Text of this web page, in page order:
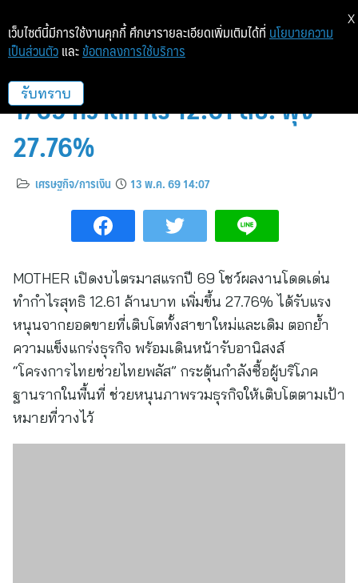
MOTHER ระเบิดฟอร์ม! ไตรมาส
1/69 กวาดกำไร 12.61 ลบ. พุ่ง
27.76%
เศรษฐกิจ/การเงิน 13 พ.ค. 69 14:07
MOTHER เปิดงบไตรมาสแรกปี 69 โชว์ผลงานโดดเด่น
ทำกำไรสุทธิ 12.61 ล้านบาท เพิ่มขึ้น 27.76% ได้รับแรง
หนุนจากยอดขายที่เติบโตทั้งสาขาใหม่และเดิม ตอกย้ำ
ความแข็งแกร่งธุรกิจ พร้อมเดินหน้ารับอานิสงส์
“โครงการไทยช่วยไทยพลัส” กระตุ้นกำลังซื้อผู้บริโภค
ฐานรากในพื้นที่ ช่วยหนุนภาพรวมธุรกิจให้เติบโตตามเป้า
หมายที่วางไว้
เว็บไซต์นี้มีการใช้งานคุกกี้ ศึกษารายละเอียดเพิ่มเติมได้ที่ นโยบายความ
เป็นส่วนตัว และ ข้อตกลงการใช้บริการ
รับทราบ
X